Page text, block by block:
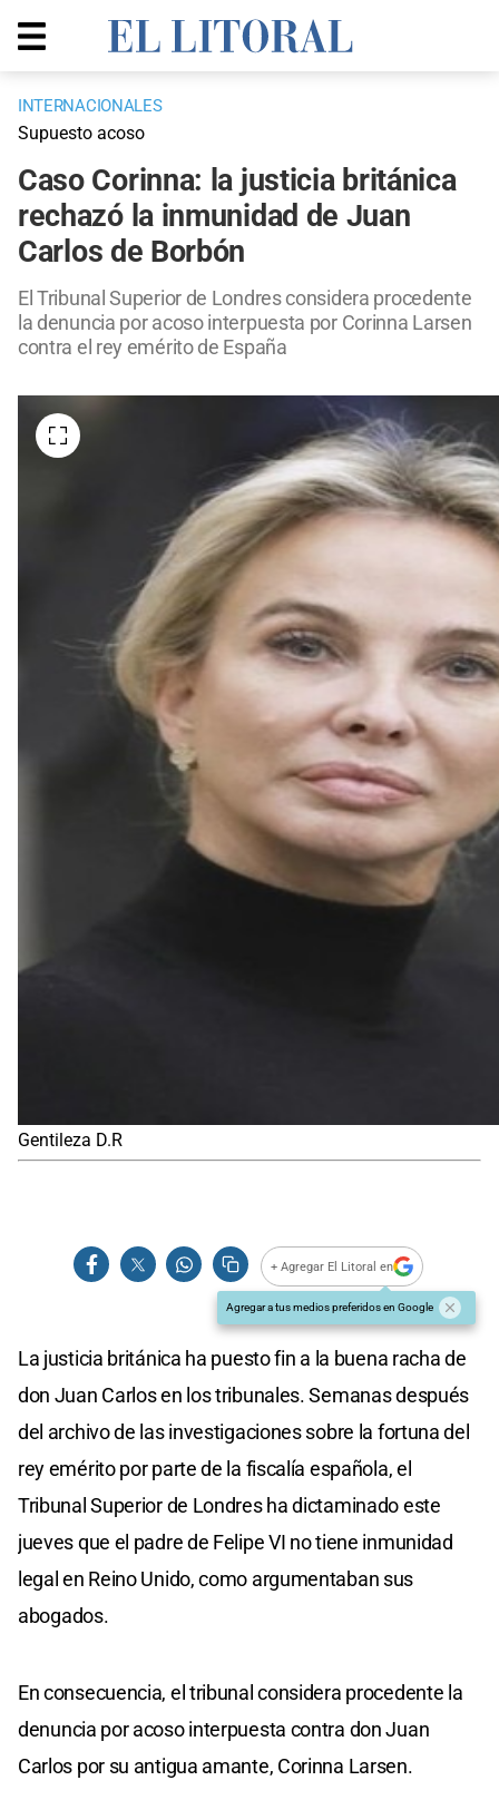
INTERNACIONALES
Supuesto acoso
Caso Corinna: la justicia británica
rechazó la inmunidad de Juan
Carlos de Borbón
El Tribunal Superior de Londres considera procedente
la denuncia por acoso interpuesta por Corinna Larsen
contra el rey emérito de España
Gentileza D.R
+ Agregar El Litoral en
Agregar a tus medios preferidos en Google
La justicia británica ha puesto fin a la buena racha de
don Juan Carlos en los tribunales. Semanas después
del archivo de las investigaciones sobre la fortuna del
rey emérito por parte de la fiscalía española, el
Tribunal Superior de Londres ha dictaminado este
jueves que el padre de Felipe VI no tiene inmunidad
legal en Reino Unido, como argumentaban sus
abogados.
En consecuencia, el tribunal considera procedente la
denuncia por acoso interpuesta contra don Juan
Carlos por su antigua amante, Corinna Larsen.